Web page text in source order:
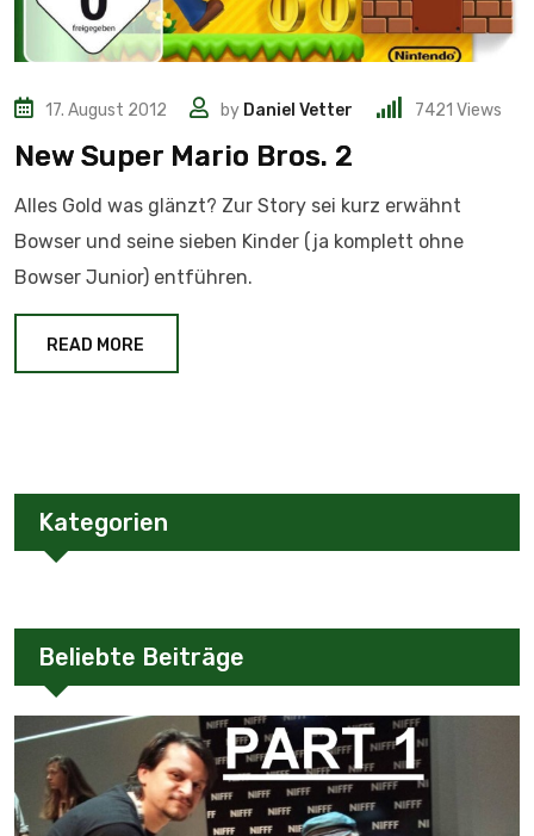
17. August 2012 by Daniel Vetter 7421 Views
New Super Mario Bros. 2
Alles Gold was glänzt? Zur Story sei kurz erwähnt
Bowser und seine sieben Kinder (ja komplett ohne
Bowser Junior) entführen.
READ MORE
Kategorien
Beliebte Beiträge